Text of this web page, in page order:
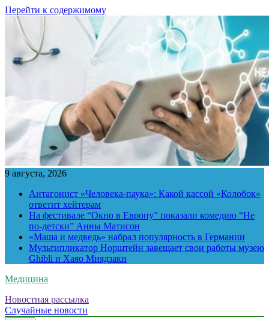
Перейти к содержимому
9 августа, 2026
Антагонист «Человека-паука»: Какой кассой «Колобок»
ответит хейтерам
На фестивале “Окно в Европу” показали комедию “Не
по-детски” Анны Матисон
«Маша и медведь» набрал популярность в Германии
Мультипликатор Норштейн завещает свои работы музею
Ghibli и Хаяо Миядзаки
Медицина
Новостная рассылка
Случайные новости